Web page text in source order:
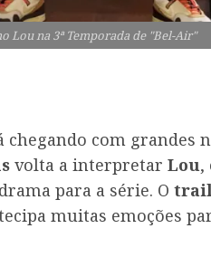
Lou na 3ª Temporada de "Bel-Air"
chegando com grandes
volta a interpretar Lou,
para a série. O
muitas emoções